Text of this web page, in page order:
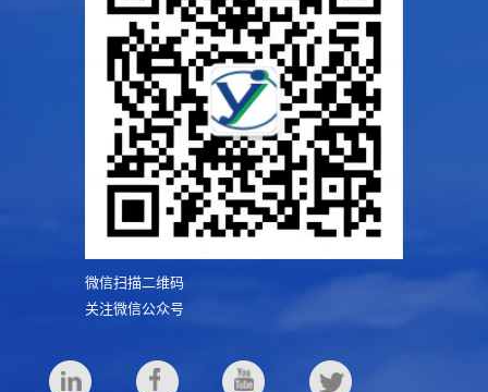
微信扫描二维码
关注微信公众号